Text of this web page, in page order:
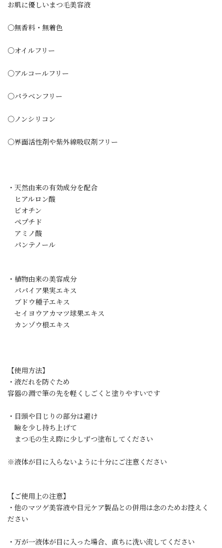
お肌に優しいまつ毛美容液
〇無香料・無着色
〇オイルフリー
〇アルコールフリー
〇パラベンフリー
〇ノンシリコン
〇界面活性剤や紫外線吸収剤フリー
・天然由来の有効成分を配合
ヒアルロン酸
ビオチン
ペプチド
アミノ酸
パンテノール
・植物由来の美容成分
パパイア果実エキス
ブドウ種子エキス
セイヨウアカマツ球果エキス
カンゾウ根エキス
【使用方法】
・液だれを防ぐため
容器の淵で筆の先を軽くしごくと塗りやすいです
・目頭や目じりの部分は避け
瞼を少し持ち上げて
まつ毛の生え際に少しずつ塗布してください
※液体が目に入らないように十分にご注意ください
【ご使用上の注意】
・他のマツゲ美容液や目元ケア製品との併用は念のためお控えく
ださい
・万が一液体が目に入った場合、直ちに洗い流してください